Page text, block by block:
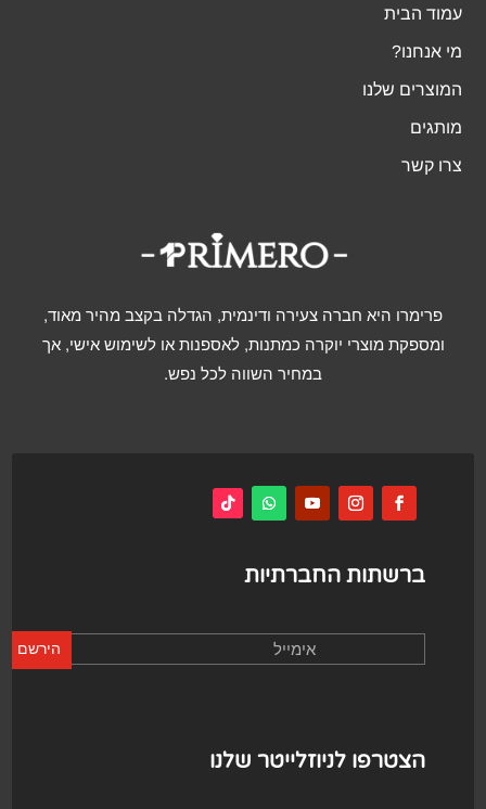
עמוד הבית
מי אנחנו?
המוצרים שלנו
מותגים
צרו קשר
פרימרו היא חברה צעירה ודינמית, הגדלה בקצב מהיר מאוד,
ומספקת מוצרי יוקרה כמתנות, לאספנות או לשימוש אישי, אך
במחיר השווה לכל נפש.
ברשתות החברתיות
הירשם
הצטרפו לניוזלייטר שלנו